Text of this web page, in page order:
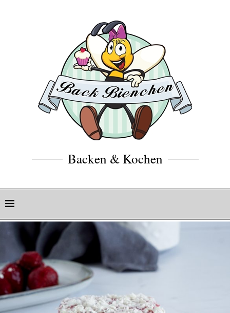
Backen & Kochen